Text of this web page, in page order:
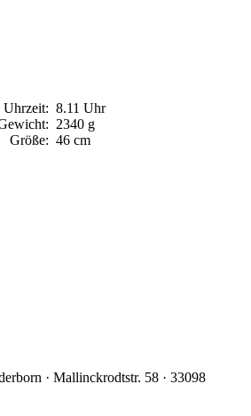
Uhrzeit: 8.11 Uhr
2340 g
Größe: 46 cm
· Mallinckrodtstr. 58 · 33098